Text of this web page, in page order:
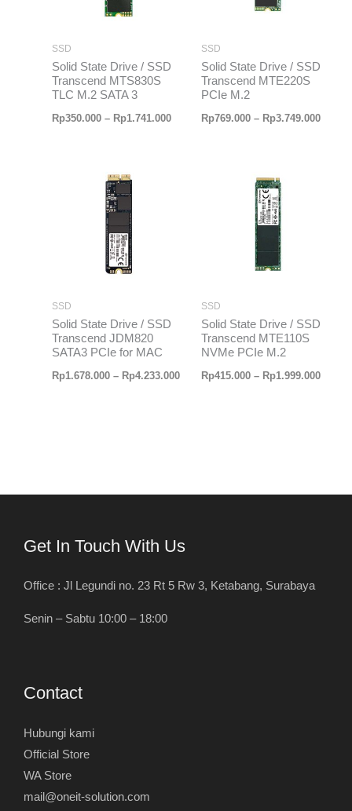
SSD
Solid State Drive / SSD
Transcend MTS830S
TLC M.2 SATA 3
Rp350.000 – Rp1.741.000
SSD
Solid State Drive / SSD
Transcend MTE220S
PCIe M.2
Rp769.000 – Rp3.749.000
SSD
Solid State Drive / SSD
Transcend JDM820
SATA3 PCIe for MAC
Rp1.678.000 – Rp4.233.000
SSD
Solid State Drive / SSD
Transcend MTE110S
NVMe PCIe M.2
Rp415.000 – Rp1.999.000
Get In Touch With Us
Office : Jl Legundi no. 23 Rt 5 Rw 3, Ketabang, Surabaya
Senin – Sabtu 10:00 – 18:00
Contact
Hubungi kami
Official Store
WA Store
mail@oneit-solution.com